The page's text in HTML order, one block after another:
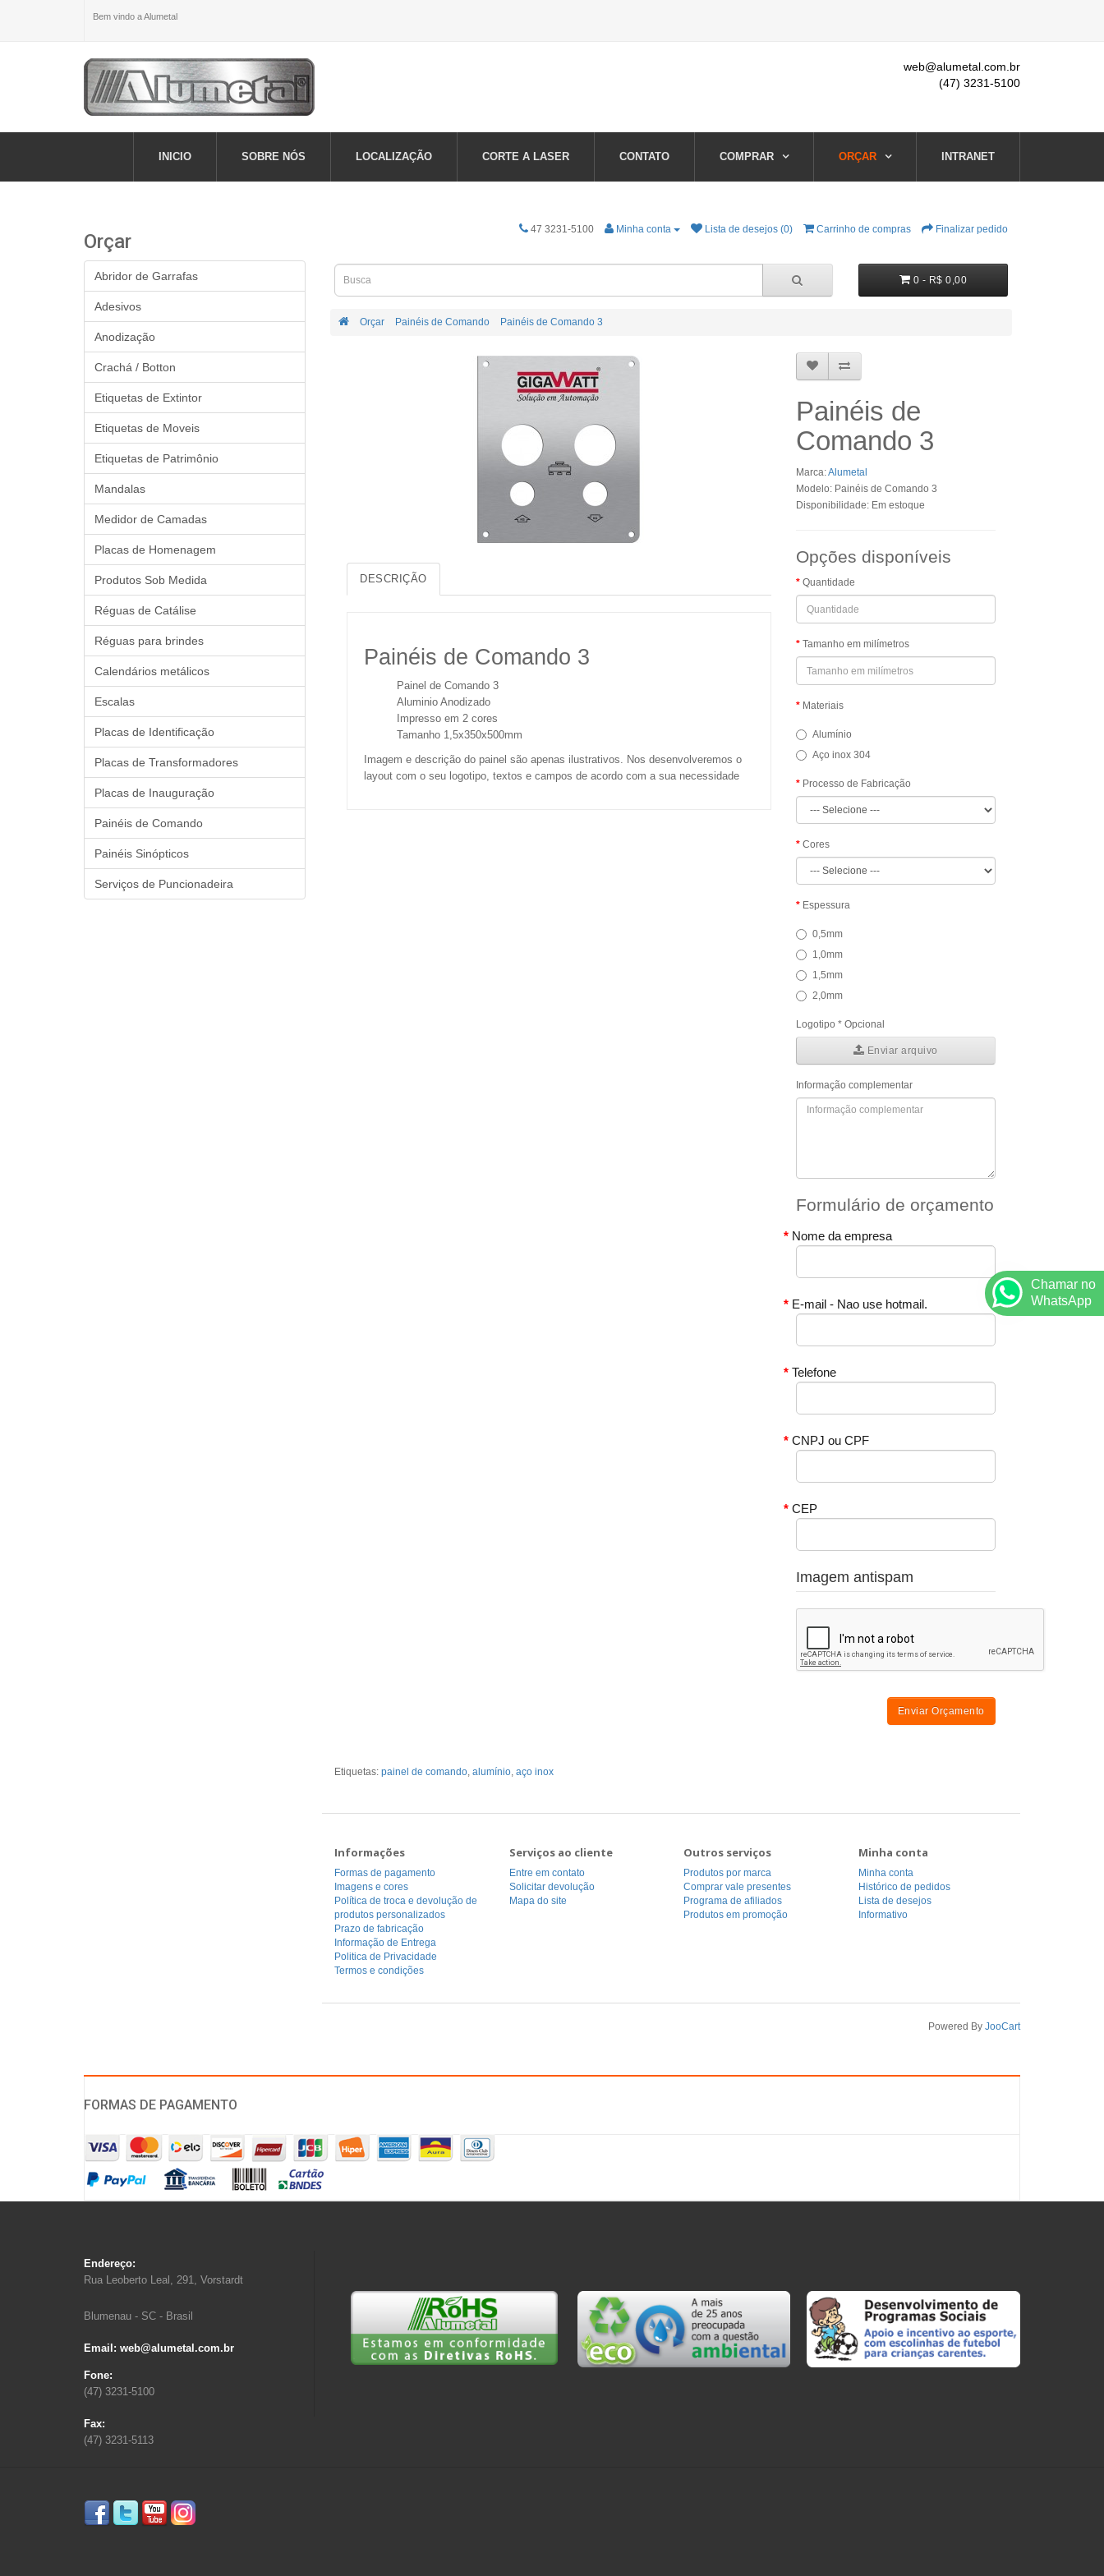
Bem vindo a Alumetal
web@alumetal.com.br
(47) 3231-5100
INICIO SOBRE NÓS LOCALIZAÇÃO CORTE A LASER CONTATO COMPRAR ORÇAR INTRANET
47 3231-5100 Minha conta Lista de desejos (0) Carrinho de compras Finalizar pedido
0 - R$ 0,00
Orçar Painéis de Comando Painéis de Comando 3
DESCRIÇÃO
Painéis de Comando 3
Painel de Comando 3
Aluminio Anodizado
Impresso em 2 cores
Tamanho 1,5x350x500mm
Imagem e descrição do painel são apenas ilustrativos. Nos desenvolveremos o
layout com o seu logotipo, textos e campos de acordo com a sua necessidade
Painéis de
Comando 3
Marca:Alumetal
Modelo: Painéis de Comando 3
Disponibilidade: Em estoque
Opções disponíveis
Quantidade
Tamanho em milímetros
Materiais
Alumínio
Aço inox 304
Processo de Fabricação
Cores
Espessura
0,5mm
1,0mm
1,5mm
2,0mm
Logotipo * Opcional
Enviar arquivo
Informação complementar
Formulário de orçamento
Nome da empresa
E-mail - Nao use hotmail.
Telefone
CNPJ ou CPF
CEP
Imagem antispam
Enviar Orçamento
Etiquetas: painel de comando, alumínio, aço inox
Informações
Formas de pagamento
Imagens e cores
Política de troca e devolução de
produtos personalizados
Prazo de fabricação
Informação de Entrega
Politica de Privacidade
Termos e condições
Serviços ao cliente
Entre em contato
Solicitar devolução
Mapa do site
Outros serviços
Produtos por marca
Comprar vale presentes
Programa de afiliados
Produtos em promoção
Minha conta
Minha conta
Histórico de pedidos
Lista de desejos
Informativo
Powered By JooCart
Orçar
Abridor de Garrafas
Adesivos
Anodização
Crachá / Botton
Etiquetas de Extintor
Etiquetas de Moveis
Etiquetas de Patrimônio
Mandalas
Medidor de Camadas
Placas de Homenagem
Produtos Sob Medida
Réguas de Catálise
Réguas para brindes
Calendários metálicos
Escalas
Placas de Identificação
Placas de Transformadores
Placas de Inauguração
Painéis de Comando
Painéis Sinópticos
Serviços de Puncionadeira
FORMAS DE PAGAMENTO
Endereço:
Rua Leoberto Leal, 291, Vorstardt
Blumenau - SC - Brasil
Email: web@alumetal.com.br
Fone:
(47) 3231-5100
Fax:
(47) 3231-5113
Chamar no
WhatsApp